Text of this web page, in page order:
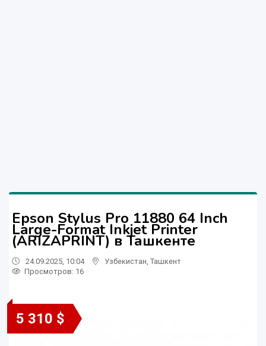
Epson Stylus Pro 11880 64 Inch
Large-Format Inkjet Printer
(ARIZAPRINT) в Ташкенте
24.09.2025, 10:04 Узбекистан Ташкент
Просмотров: 16
5 310 $